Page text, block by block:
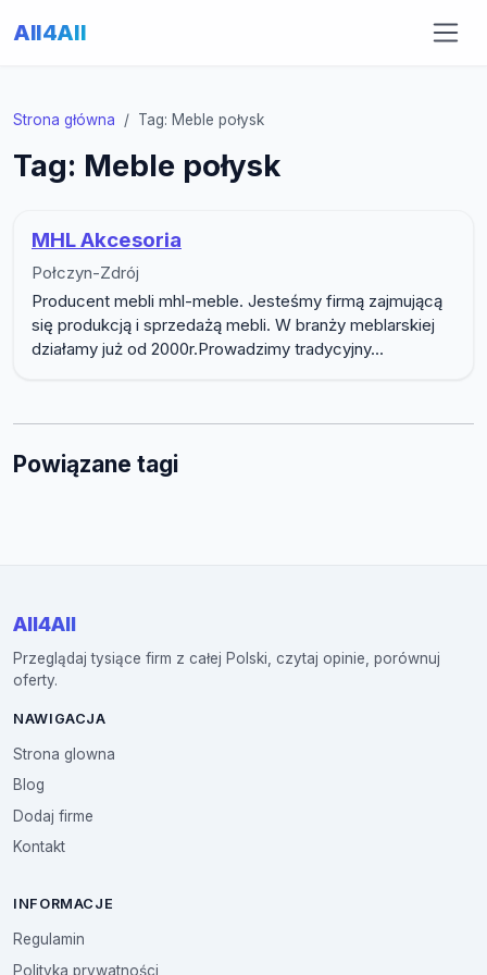
All4All
Strona główna Tag: Meble połysk
Tag: Meble połysk
MHL Akcesoria
Połczyn-Zdrój
Producent mebli mhl-meble. Jesteśmy firmą zajmującą
się produkcją i sprzedażą mebli. W branży meblarskiej
działamy już od 2000r.Prowadzimy tradycyjny...
Powiązane tagi
All4All
Przeglądaj tysiące firm z całej Polski, czytaj opinie, porównuj
oferty.
NAWIGACJA
Strona glowna
Blog
Dodaj firme
Kontakt
INFORMACJE
Regulamin
Polityka prywatności